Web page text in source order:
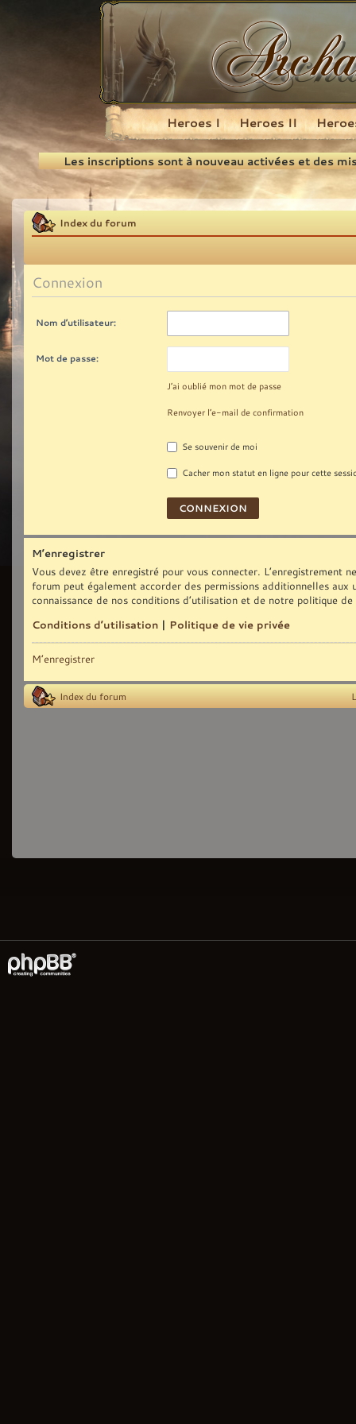
Recherche
Heroes I Heroes II
Les inscriptions sont à nouveau activées et des
Index du forum
Connexion
Nom d’utilisateur:
Mot de passe:
J’ai oublié mon mot de passe
Renvoyer l’e-mail de confirmation
Se souvenir de moi
Cacher mon statut en ligne pour cette
M’enregistrer
Vous devez être enregistré pour vous connecter. L’enregistrement
forum peut également accorder des permissions additionnelles
connaissance de nos conditions d’utilisation et de notre politique
Conditions d’utilisation | Politique de vie privée
M’enregistrer
Index du forum